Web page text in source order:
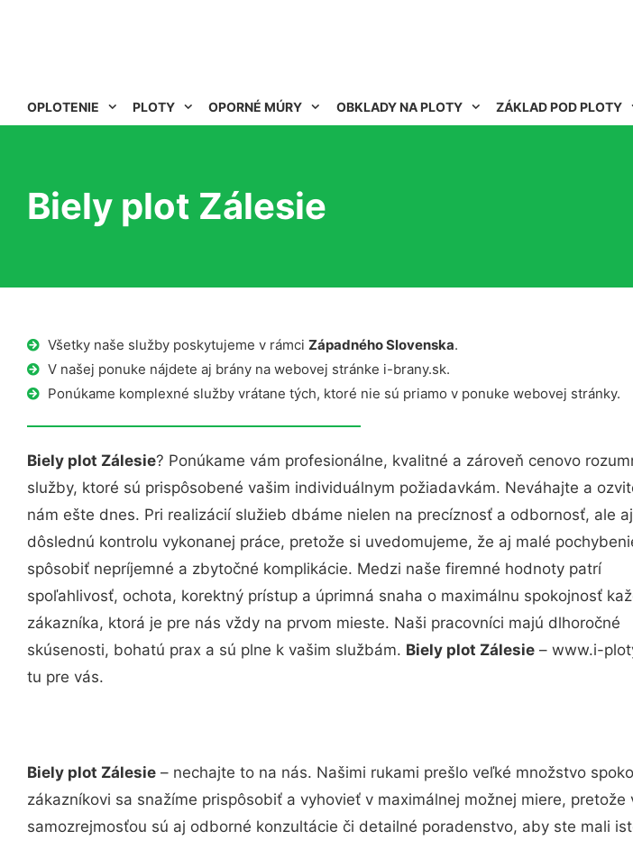
OPLOTENIE PLOTY OPORNÉ MÚRY OBKLADY NA PLOTY ZÁKLAD POD PLOTY
Biely plot Zálesie
Všetky naše služby poskytujeme v rámci Západného Slovenska.
V našej ponuke nájdete aj brány na webovej stránke i-brany.sk.
Ponúkame komplexné služby vrátane tých, ktoré nie sú priamo v ponuke webovej stránky.
Biely plot Zálesie? Ponúkame vám profesionálne, kvalitné a zároveň cenovo
služby, ktoré sú prispôsobené vašim individuálnym požiadavkám. Neváhajte a
nám ešte dnes. Pri realizácií služieb dbáme nielen na precíznosť a odbornosť, ale
dôslednú kontrolu vykonanej práce, pretože si uvedomujeme, že aj malé
spôsobiť nepríjemné a zbytočné komplikácie. Medzi naše firemné hodnoty patrí
spoľahlivosť, ochota, korektný prístup a úprimná snaha o maximálnu spokojnosť
zákazníka, ktorá je pre nás vždy na prvom mieste. Naši pracovníci majú dlhoročné
skúsenosti, bohatú prax a sú plne k vašim službám. Biely plot Zálesie – www.i-
tu pre vás.
Biely plot Zálesie – nechajte to na nás. Našimi rukami prešlo veľké množstvo
zákazníkovi sa snažíme prispôsobiť a vyhovieť v maximálnej možnej miere,
samozrejmosťou sú aj odborné konzultácie či detailné poradenstvo, aby ste mali